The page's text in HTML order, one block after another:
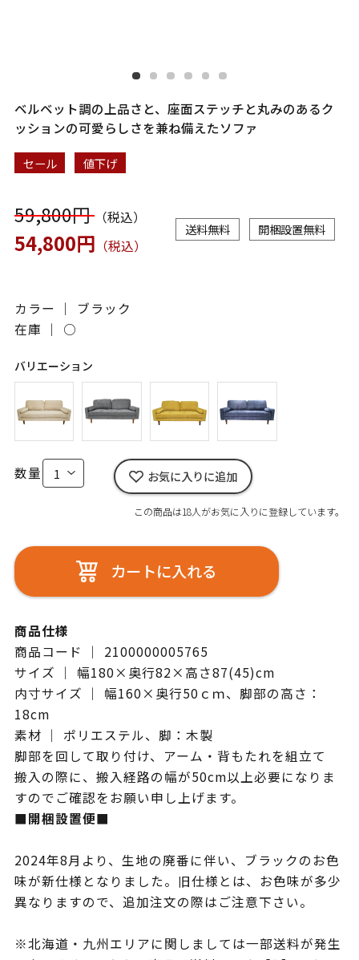
ベルベット調の上品さと、座面ステッチと丸みのあるク
ッションの可愛らしさを兼ね備えたソファ
セール 値下げ
59,800円（税込）
54,800円 （税込）
送料無料 開梱設置無料
カラー ｜ ブラック
在庫 ｜ ○
バリエーション
数量 お気に入りに追加
この商品は18人がお気に入りに登録しています。
カートに入れる
商品仕様
商品コード ｜ 2100000005765
サイズ ｜ 幅180×奥行82×高さ87(45)cm
内寸サイズ ｜ 幅160×奥行50ｃｍ、脚部の高さ：
18cm
素材 ｜ ポリエステル、脚：木製
脚部を回して取り付け、アーム・背もたれを組立て
搬入の際に、搬入経路の幅が50cm以上必要になりま
すのでご確認をお願い申し上げます。
■開梱設置便■
2024年8月より、生地の廃番に伴い、ブラックのお色
味が新仕様となりました。旧仕様とは、お色味が多少
異なりますので、追加注文の際はご注意下さい。
※北海道・九州エリアに関しましては一部送料が発生